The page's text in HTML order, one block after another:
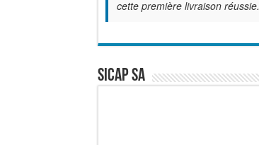
cette première livraison réussie.
SICAP SA